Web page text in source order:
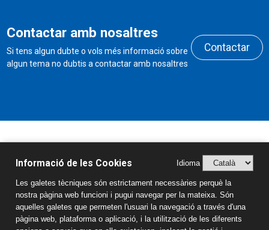
Contactar amb nosaltres
Si tens algun dubte o vols més informació sobre
algun tema no dubtis a contactar amb nosaltres
Contactar
i de 15h a 17:30h
Oferta Educativa
Informació de les Cookies Idioma
Les galetes tècniques són estrictament necessàries perquè la
nostra pàgina web funcioni i pugui navegar per la mateixa. Són
aquelles galetes que permeten l'usuari la navegació a través d'una
pàgina web, plataforma o aplicació, i la utilització de les diferents